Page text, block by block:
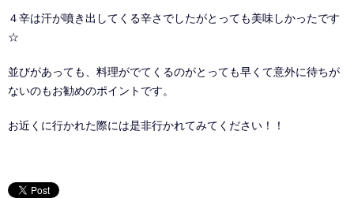
４辛は汗が噴き出してくる辛さでしたがとっても美味しかったです
☆
並びがあっても、料理がでてくるのがとっても早くて意外に待ちが
ないのもお勧めのポイントです。
お近くに行かれた際には是非行かれてみてください！！